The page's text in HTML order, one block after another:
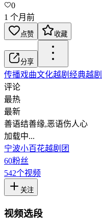
0
1 个月前
点赞 收藏
分享
传播戏曲文化越剧 经典越剧
评论
最热
最新
善语结善缘,恶语伤人心
加载中...
宁波小百花越剧团
60粉丝
542个视频
关注
视频选段